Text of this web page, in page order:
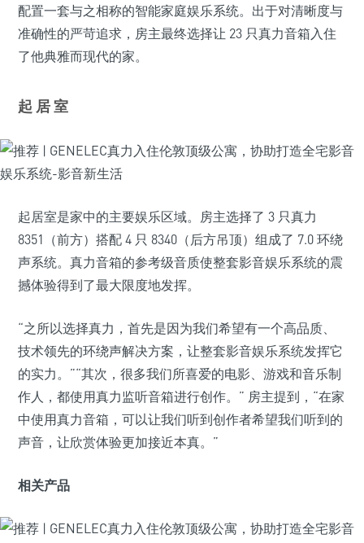
配置一套与之相称的智能家庭娱乐系统。出于对清晰度与
准确性的严苛追求，房主最终选择让 23 只真力音箱入住
了他典雅而现代的家。
起 居 室
起居室是家中的主要娱乐区域。房主选择了 3 只真力
8351（前方）搭配 4 只 8340（后方吊顶）组成了 7.0 环绕
声系统。真力音箱的参考级音质使整套影音娱乐系统的震
撼体验得到了最大限度地发挥。
“之所以选择真力，首先是因为我们希望有一个高品质、
技术领先的环绕声解决方案，让整套影音娱乐系统发挥它
的实力。”“其次，很多我们所喜爱的电影、游戏和音乐制
作人，都使用真力监听音箱进行创作。” 房主提到，“在家
中使用真力音箱，可以让我们听到创作者希望我们听到的
声音，让欣赏体验更加接近本真。”
相关产品